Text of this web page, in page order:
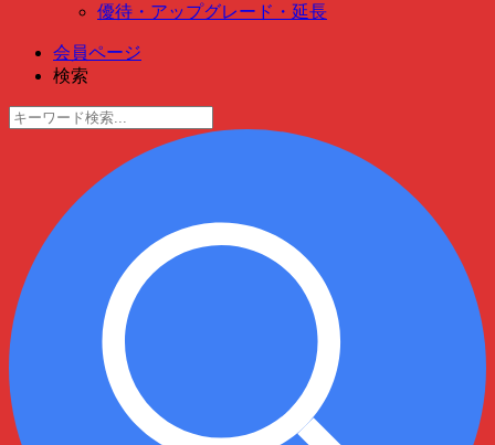
優待・アップグレード・延長
会員ページ
検索